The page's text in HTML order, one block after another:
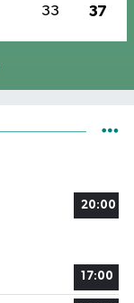
33 37
20:00
17:00